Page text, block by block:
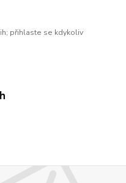
přihlaste se kdykoliv